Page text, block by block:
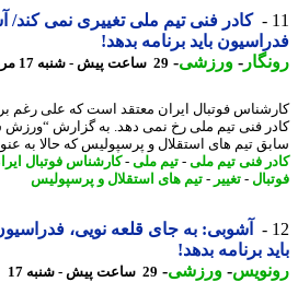
کادر فنی تیم ملی تغییری نمی کند/
باید برنامه بدهد!
-ورزشی-29 ساعت پیش - شنبه 17 مرداد 1405، 07:42
فوتبال ایران معتقد است که علی رغم برخی
فنی تیم ملی رخ نمی دهد. به گزارش “ورزش سه”
تیم های استقلال و پرسپولیس که حالا به عنوان ...
فنی تیم ملی -تیم ملی -کارشناس فوتبال ایران -
-تغییر-تیم های استقلال و پرسپولیس
آشوبی: به جای قلعه نویی، فدراسیون
برنامه بدهد!
-ورزشی-
29 ساعت پیش - شنبه 17